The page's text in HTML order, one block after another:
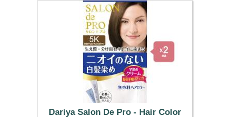
Dariya Salon De Pro - Hair Color